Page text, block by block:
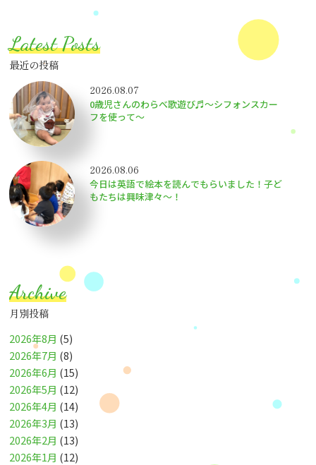
Latest Posts
最近の投稿
2026.08.07
0歳児さんのわらべ歌遊び♬～シフォンスカー
フを使って～
2026.08.06
今日は英語で絵本を読んでもらいました！子ど
もたちは興味津々〜！
Archive
月別投稿
2026年8月 (5)
2026年7月 (8)
2026年6月 (15)
2026年5月 (12)
2026年4月 (14)
2026年3月 (13)
2026年2月 (13)
2026年1月 (12)